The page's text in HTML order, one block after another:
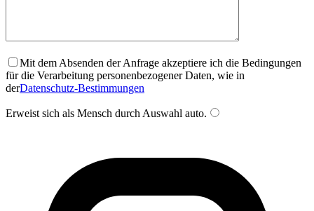
Mit dem Absenden der Anfrage akzeptiere ich die Bedingungen
für die Verarbeitung personenbezogener Daten, wie in
derDatenschutz-Bestimmungen
Erweist sich als Mensch durch Auswahl auto.